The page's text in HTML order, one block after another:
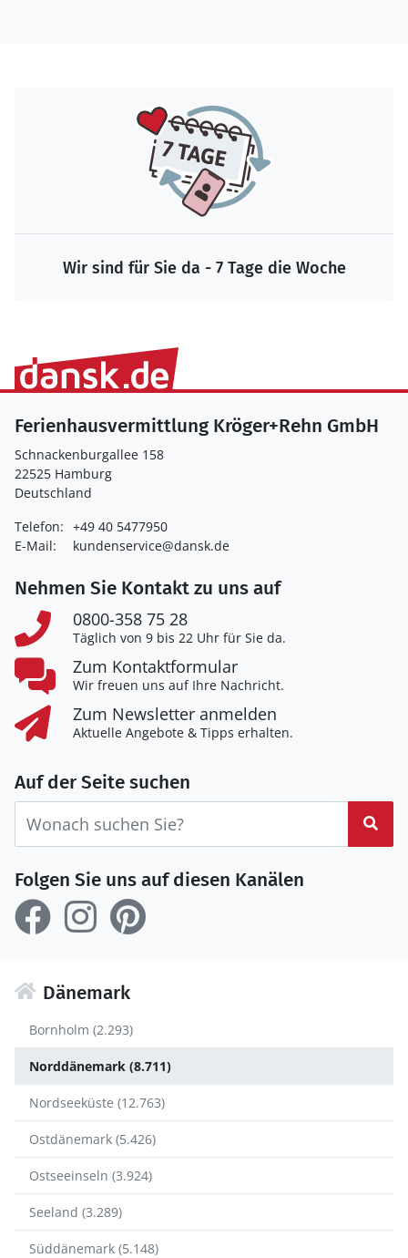
Wir sind für Sie da - 7 Tage die Woche
Ferienhausvermittlung Kröger+Rehn GmbH
Schnackenburgallee 158
22525 Hamburg
Deutschland
Telefon: +49 40 5477950
E-Mail:
kundenservice@dansk.de
Nehmen Sie Kontakt zu uns auf
0800-358 75 28
Täglich von 9 bis 22 Uhr für Sie da.
Zum Kontaktformular
Wir freuen uns auf Ihre Nachricht.
Zum Newsletter anmelden
Aktuelle Angebote & Tipps erhalten.
Auf der Seite suchen
Folgen Sie uns auf diesen Kanälen
Dänemark
Bornholm (2.293)
Norddänemark (8.711)
Nordseeküste (12.763)
Ostdänemark (5.426)
Ostseeinseln (3.924)
Seeland (3.289)
Süddänemark (5.148)